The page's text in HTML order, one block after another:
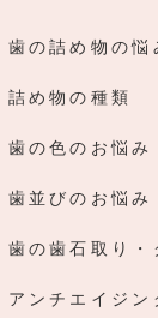
歯の詰め物の悩
詰め物の種類
歯の色のお悩み
歯並びのお悩み
歯の歯石取り・
アンチエイジン